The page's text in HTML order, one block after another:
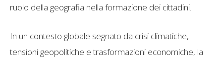
ruolo della geografia nella formazione dei cittadini.
In un contesto globale segnato da crisi climatiche,
tensioni geopolitiche e trasformazioni economiche, la